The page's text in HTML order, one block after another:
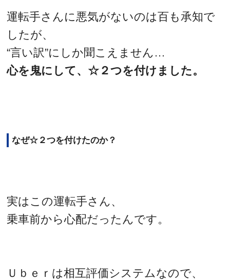
運転手さんに悪気がないのは百も承知で
したが、
“言い訳”にしか聞こえません…
心を鬼にして、☆２つを付けました。
なぜ☆２つを付けたのか？
実はこの運転手さん、
乗車前から心配だったんです。
Ｕｂｅｒは相互評価システムなので、